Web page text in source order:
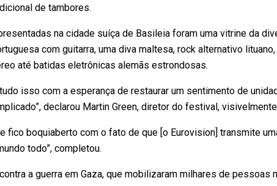
de tambores.
na cidade suíça de Basileia foram uma vitrine da
com guitarra, uma diva maltesa, rock alternativo
até batidas eletrônicas alemãs estrondosas.
isso com a esperança de restaurar um sentimento de
declarou Martin Green, diretor do festival,
fico boquiaberto com o fato de que [o Eurovision] transmite
todo”, completou.
a guerra em Gaza, que mobilizaram milhares de pessoas